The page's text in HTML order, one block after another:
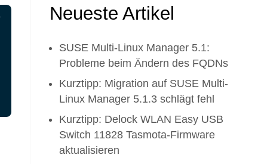
Neueste Artikel
SUSE Multi-Linux Manager 5.1:
Probleme beim Ändern des FQDNs
Kurztipp: Migration auf SUSE Multi-
Linux Manager 5.1.3 schlägt fehl
Kurztipp: Delock WLAN Easy USB
Switch 11828 Tasmota-Firmware
aktualisieren